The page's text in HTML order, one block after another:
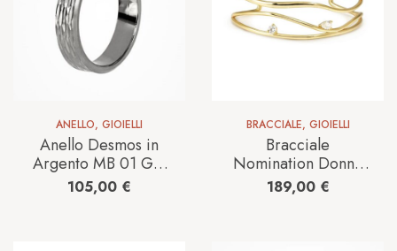
ANELLO, GIOIELLI
Anello Desmos in
Argento MB 01 GM
9/20
105,00 €
BRACCIALE, GIOIELLI
Bracciale
Nomination Donna
My Rebel Art in
Argento Cubic
189,00 €